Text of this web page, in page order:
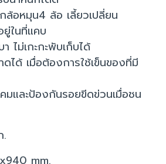
ล้อหมุน4 ล้อ เลี้ยวเปลี่ยน
ในที่แคบ
ไม่เกะกะพับเก็บได้
ได้ เมื่อต้องการใช้เข็นของที่มี
มและป้องกันรอยขีดข่วนเมื่อชน
.
mm.